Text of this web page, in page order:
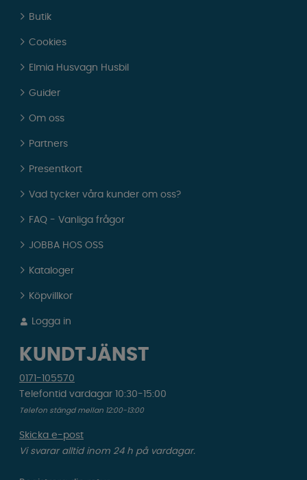
Butik
Cookies
Elmia Husvagn Husbil
Guider
Om oss
Partners
Presentkort
Vad tycker våra kunder om oss?
FAQ - Vanliga frågor
JOBBA HOS OSS
Kataloger
Köpvillkor
Logga in
KUNDTJÄNST
0171-105570
Telefontid vardagar 10:30-15:00
Telefon stängd mellan 12:00-13:00
Skicka e-post
Vi svarar alltid inom 24 h på vardagar.